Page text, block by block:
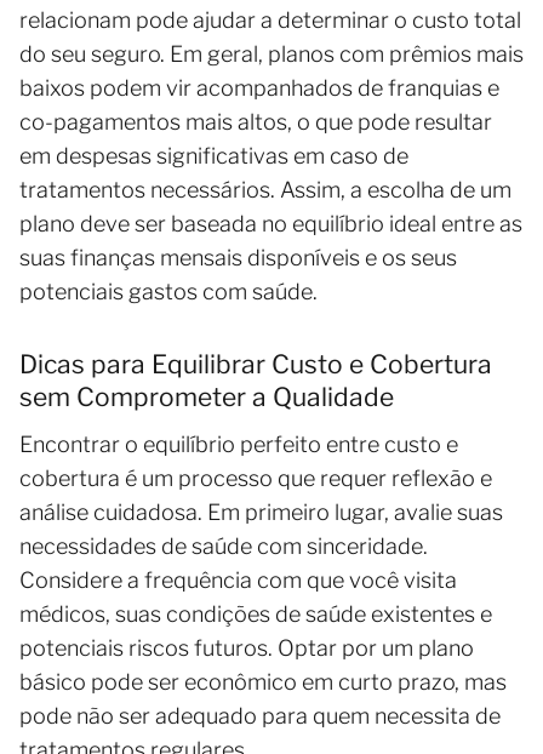
relacionam pode ajudar a determinar o custo total
do seu seguro. Em geral, planos com prêmios mais
baixos podem vir acompanhados de franquias e
co-pagamentos mais altos, o que pode resultar
em despesas significativas em caso de
tratamentos necessários. Assim, a escolha de um
plano deve ser baseada no equilíbrio ideal entre as
suas finanças mensais disponíveis e os seus
potenciais gastos com saúde.
Dicas para Equilibrar Custo e Cobertura
sem Comprometer a Qualidade
Encontrar o equilíbrio perfeito entre custo e
cobertura é um processo que requer reflexão e
análise cuidadosa. Em primeiro lugar, avalie suas
necessidades de saúde com sinceridade.
Considere a frequência com que você visita
médicos, suas condições de saúde existentes e
potenciais riscos futuros. Optar por um plano
básico pode ser econômico em curto prazo, mas
pode não ser adequado para quem necessita de